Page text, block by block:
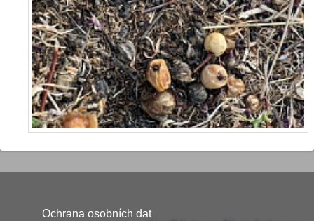
Ochrana osobních dat